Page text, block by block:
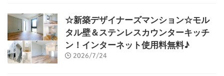
☆新築デザイナーズマンション☆モル
タル壁＆ステンレスカウンターキッチ
ン！インターネット使用料無料♪
2026/7/24